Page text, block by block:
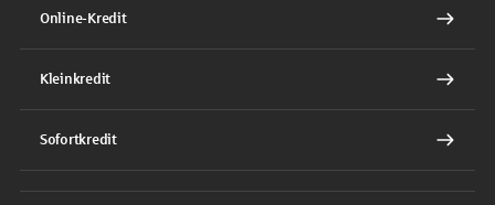
Online-Kredit
Kleinkredit
Sofortkredit